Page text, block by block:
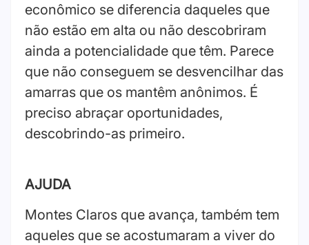
econômico se diferencia daqueles que
não estão em alta ou não descobriram
ainda a potencialidade que têm. Parece
que não conseguem se desvencilhar das
amarras que os mantêm anônimos. É
preciso abraçar oportunidades,
descobrindo-as primeiro.
AJUDA
Montes Claros que avança, também tem
aqueles que se acostumaram a viver do